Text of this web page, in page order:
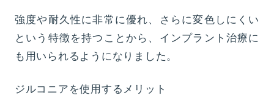
強度や耐久性に非常に優れ、さらに変色しにくい
という特徴を持つことから、インプラント治療に
も用いられるようになりました。
ジルコニアを使用するメリット